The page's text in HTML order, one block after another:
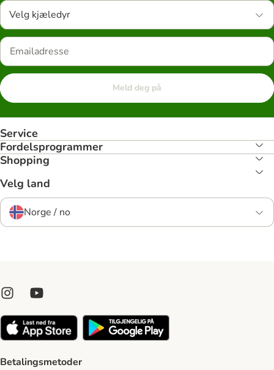
Velg kjæledyr
Meld deg på
Service
Fordelsprogrammer
Shopping
Velg land
Norge / no
Betalingsmetoder